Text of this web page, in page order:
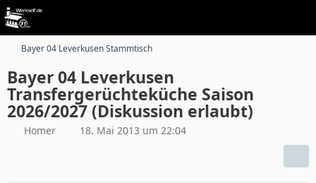
Bayer 04 Leverkusen Stammtisch
Bayer 04 Leverkusen
Transfergerüchteküche Saison
2026/2027 (Diskussion erlaubt)
Homer 18. Mai 2013 um 22:04